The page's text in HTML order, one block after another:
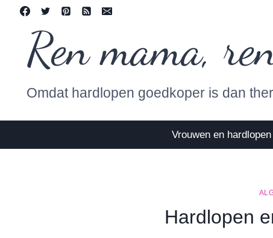
contentRen mama,
Omdat hardlopen goedkoper is dan
Vrouwen en hardlopen
Hardlopen